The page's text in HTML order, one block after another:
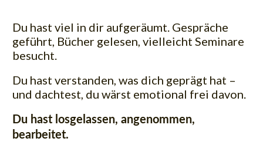
Du hast viel in dir aufgeräumt. Gespräche
geführt, Bücher gelesen, vielleicht Seminare
besucht.
Du hast verstanden, was dich geprägt hat –
und dachtest, du wärst emotional frei davon.
Du hast losgelassen, angenommen,
bearbeitet.